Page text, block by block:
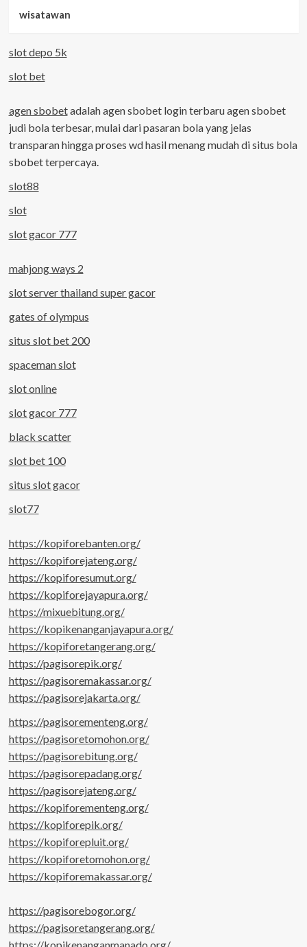
wisatawan
slot depo 5k
slot bet
agen sbobetadalah agen sbobet login terbaru agen sbobet
judi bola terbesar, mulai dari pasaran bola yang jelas
transparan hingga proses wd hasil menang mudah di situs bola
sbobet terpercaya.
slot88
slot
slot gacor 777
mahjong ways 2
slot server thailand super gacor
gates of olympus
situs slot bet 200
spaceman slot
slot online
slot gacor 777
black scatter
slot bet 100
situs slot gacor
slot77
https://kopiforebanten.org/
https://kopiforejateng.org/
https://kopiforesumut.org/
https://kopiforejayapura.org/
https://mixuebitung.org/
https://kopikenanganjayapura.org/
https://kopiforetangerang.org/
https://pagisorepik.org/
https://pagisoremakassar.org/
https://pagisorejakarta.org/
https://pagisorementeng.org/
https://pagisoretomohon.org/
https://pagisorebitung.org/
https://pagisorepadang.org/
https://pagisorejateng.org/
https://kopiforementeng.org/
https://kopiforepik.org/
https://kopiforepluit.org/
https://kopiforetomohon.org/
https://kopiforemakassar.org/
https://pagisorebogor.org/
https://pagisoretangerang.org/
https://kopikenanganmanado.org/